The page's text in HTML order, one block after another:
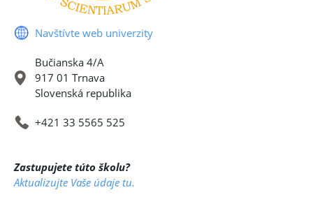
Navštívte web univerzity
Bučianska 4/A
917 01 Trnava
Slovenská republika
+421 33 5565 525
Zastupujete túto školu?
Aktualizujte Vaše údaje tu.